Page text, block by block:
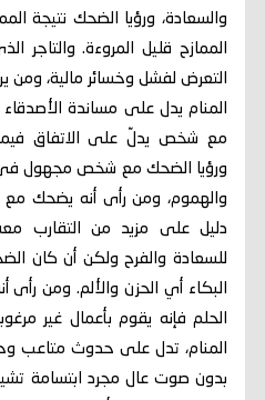
والسعادة، ورؤيا الضحك نتيجة
الممازح قليل المروءة. والتاجر
التعرض لفشل وخسائر مالية،
المنام يدل على مساندة
مع شخص يدلّ على الاتفاق فيما
ورؤيا الضحك مع شخص مجهول
والهموم، ومن رأى أنه يضحك
دليل على مزيد من التقارب
للسعادة والفرح ولكن أن كان
البكاء أي الحزن والألم. ومن
الحلم فإنه يقوم بأعمال غير
المنام، تدل على حدوث متاعب
بدون صوت عال مجرد ابتسامة